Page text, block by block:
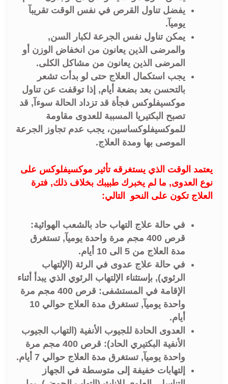
يفضل تناول القرص في نفس الوقت تقريبآ
يوميآ.
يمكن تناول نفس الجرعة لكبار السن,
والمرضى الذين يعانون من انخفاض الوزن أو
المرضى الذين يعانون من مشاكل الكلى.
يجب استكمال العلاج حتى لو بدأت تشعر
بالتحسن بعد بضعة أيام, إذا توقفت عن تناول
موكسيفلوكس فجأة قد تزداد الحالة سوءآ, قد
تصبح البكتيريا المسببة للعدوى مقاومة
للموكسيفلوكساسين، يجب عدم تجاوز الجرعة
الموصى بها ومدة العلاج.
يعتمد الوقت الذي يستغرقه تأثير موكسيفلوكس على
نوع العدوى, ما لم يخبرك طبيبك بخلاف ذلك, فترة
العلاج تكون على النحو التالي:
في حالة علاج التهاب حاد بالشعب الهوائية:
قرص 400 مجم مرة واحدة يوميآ, تستغرق
مدة العلاج من 5 الى 10 أيام.
في حالة علاج عدوى في الرئة (الإلتهاب
الرئوي), بإستثناء الإلتهاب الرئوي الذي يبدأ أثناء
الإقامة في المستشفى: قرص 400 مجم مرة
واحدة يوميآ, تستغرق مدة العلاج حوالي 10
أيام.
العدوى الحادة للجيوب الأنفية (التهاب الجيوب
الأنفية البكتيري الحاد): قرص 400 مجم مرة
واحدة يوميآ, تستغرق مدة العلاج حوالي 7 أيام.
إلتهابات خفيفة إلى متوسطة في الجهاز